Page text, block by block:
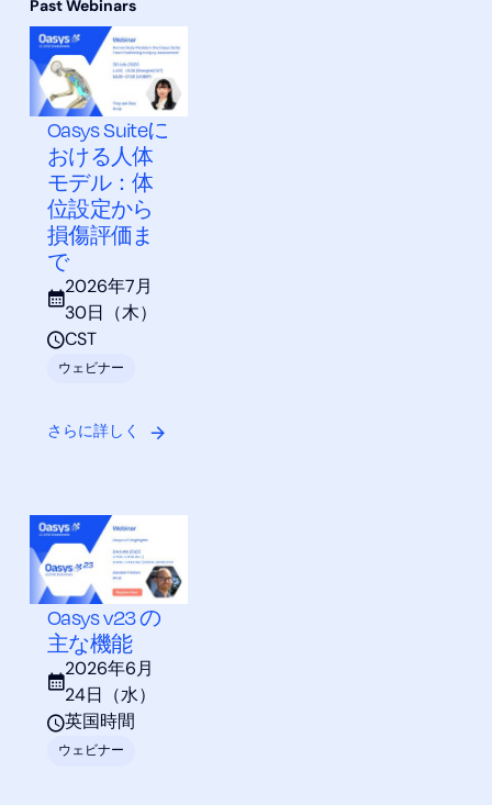
Oasys Suiteに
おける人体
モデル：体
位設定から
損傷評価ま
で
2026年7月
30日（木）
CST
ウェビナー
さらに詳しく
Oasys v23 の
主な機能
2026年6月
24日（水）
英国時間
ウェビナー